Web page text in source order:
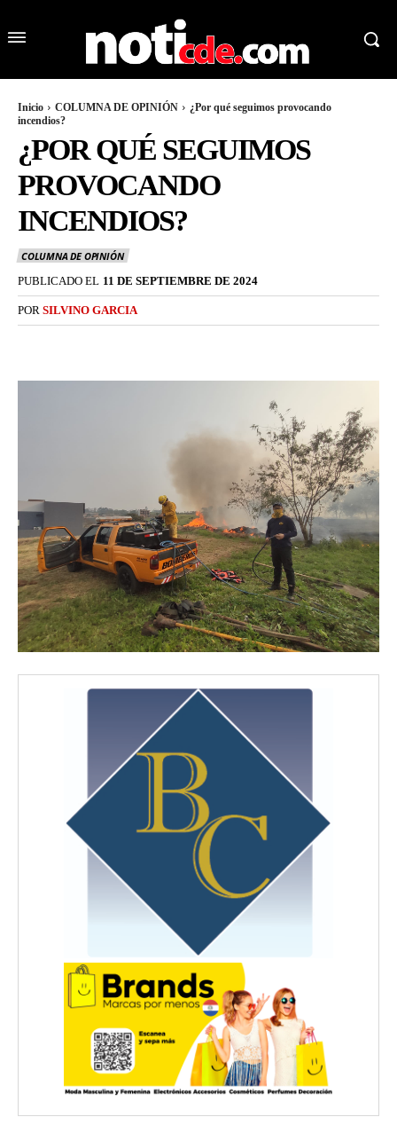
Inicio COLUMNA DE OPINIÓN
¿Por qué seguimos provocando
incendios?
¿POR QUÉ SEGUIMOS
PROVOCANDO
INCENDIOS?
COLUMNA DE OPINIÓN
PUBLICADO EL 11 DE SEPTIEMBRE DE 2024
POR SILVINO GARCIA